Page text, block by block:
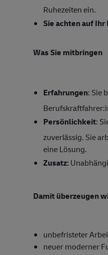
Ruhezeiten ein.
Sie achten auf Ihr
Was Sie mitbringen
Erfahrungen: Sie
Persönlichkeit:
zuverlässig. Sie
eine Lösung.
Zusatz:
Damit überzeugen
unbefristeter
neuer moderner